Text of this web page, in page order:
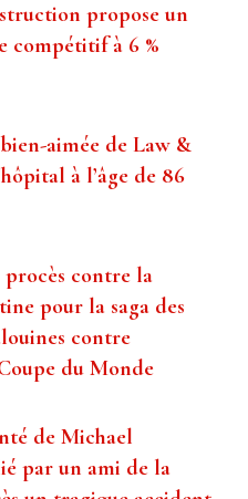
propose un
compétitif à 6 %
aimée de Law &
à l’âge de 86
contre la
pour la saga des
contre
du Monde
de Michael
par un ami de la